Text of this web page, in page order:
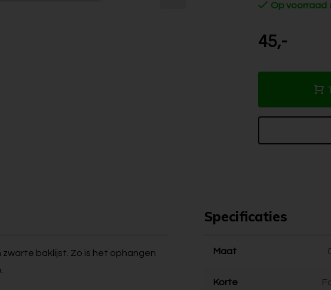
Op voorraad
45,-
baklijst. Zo is het ophangen
Specificaties
Maat
Korte